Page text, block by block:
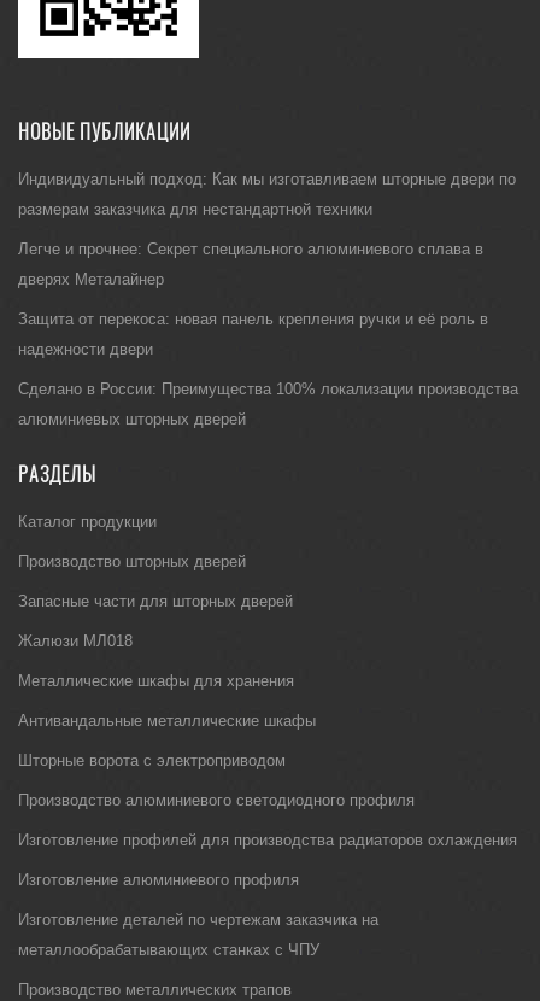
НОВЫЕ ПУБЛИКАЦИИ
Индивидуальный подход: Как мы изготавливаем шторные двери по
размерам заказчика для нестандартной техники
Легче и прочнее: Секрет специального алюминиевого сплава в
дверях Металайнер
Защита от перекоса: новая панель крепления ручки и её роль в
надежности двери
Сделано в России: Преимущества 100% локализации производства
алюминиевых шторных дверей
РАЗДЕЛЫ
Каталог продукции
Производство шторных дверей
Запасные части для шторных дверей
Жалюзи МЛ018
Металлические шкафы для хранения
Антивандальные металлические шкафы
Шторные ворота с электроприводом
Производство алюминиевого светодиодного профиля
Изготовление профилей для производства радиаторов охлаждения
Изготовление алюминиевого профиля
Изготовление деталей по чертежам заказчика на
металлообрабатывающих станках с ЧПУ
Производство металлических трапов